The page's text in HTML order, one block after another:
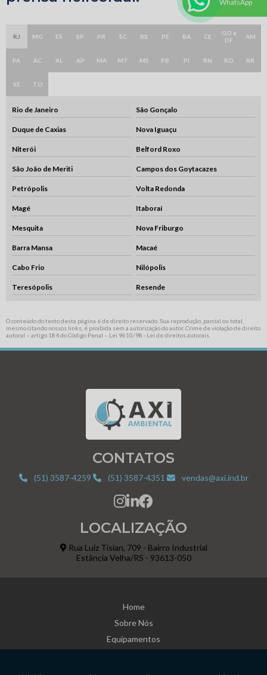
RJ MG ES SP PR SC RS PE BA CE
GO e
DF
AM
PA AC AL AP MA MT MS PB PI RN RO RR
SE TO
Rio de Janeiro São Gonçalo
Duque de Caxias Nova Iguaçu
Niterói Belford Roxo
São João de Meriti Campos dos Goytacazes
Petrópolis Volta Redonda
Magé Itaboraí
Mesquita Nova Friburgo
Barra Mansa Macaé
Cabo Frio Nilópolis
Teresópolis Resende
O conteúdo do texto desta página é de direito reservado. Sua reprodução, parcial ou total,
mesmo citando nossos links, é proibida sem a autorização do autor. Crime de violação de direito
autoral – artigo 184 do Código Penal – Lei 9610/98 - Lei de direitos autorais
CONTATOS
(51) 3587-4259 (51) 3587-4351 vendas@axi.ind.br
LOCALIZAÇÃO
Rua Luiz Tisian, 709 - Bairro Industrial
Estância Velha/RS - 93613-050
Home
Sobre Nós
Equipamentos
WhatsApp